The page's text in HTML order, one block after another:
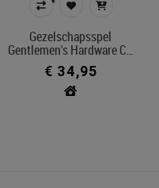
Gezelschapsspel
Gentlemen's Hardware C…
€ 34,95